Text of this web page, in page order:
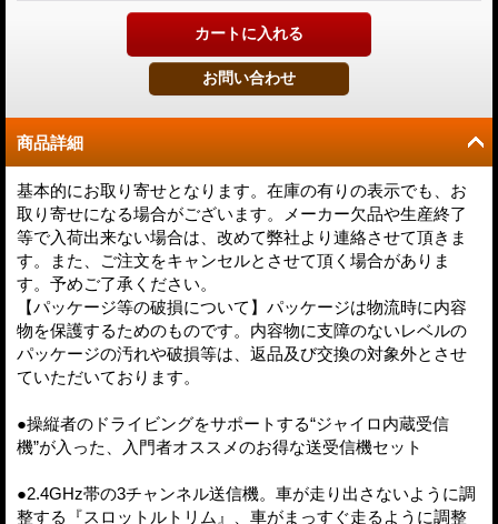
商品詳細
基本的にお取り寄せとなります。在庫の有りの表示でも、お
取り寄せになる場合がございます。メーカー欠品や生産終了
等で入荷出来ない場合は、改めて弊社より連絡させて頂きま
す。また、ご注文をキャンセルとさせて頂く場合がありま
す。予めご了承ください。
【パッケージ等の破損について】パッケージは物流時に内容
物を保護するためのものです。内容物に支障のないレベルの
パッケージの汚れや破損等は、返品及び交換の対象外とさせ
ていただいております。
●操縦者のドライビングをサポートする“ジャイロ内蔵受信
機”が入った、入門者オススメのお得な送受信機セット
●2.4GHz帯の3チャンネル送信機。車が走り出さないように調
整する『スロットルトリム』、車がまっすぐ走るように調整